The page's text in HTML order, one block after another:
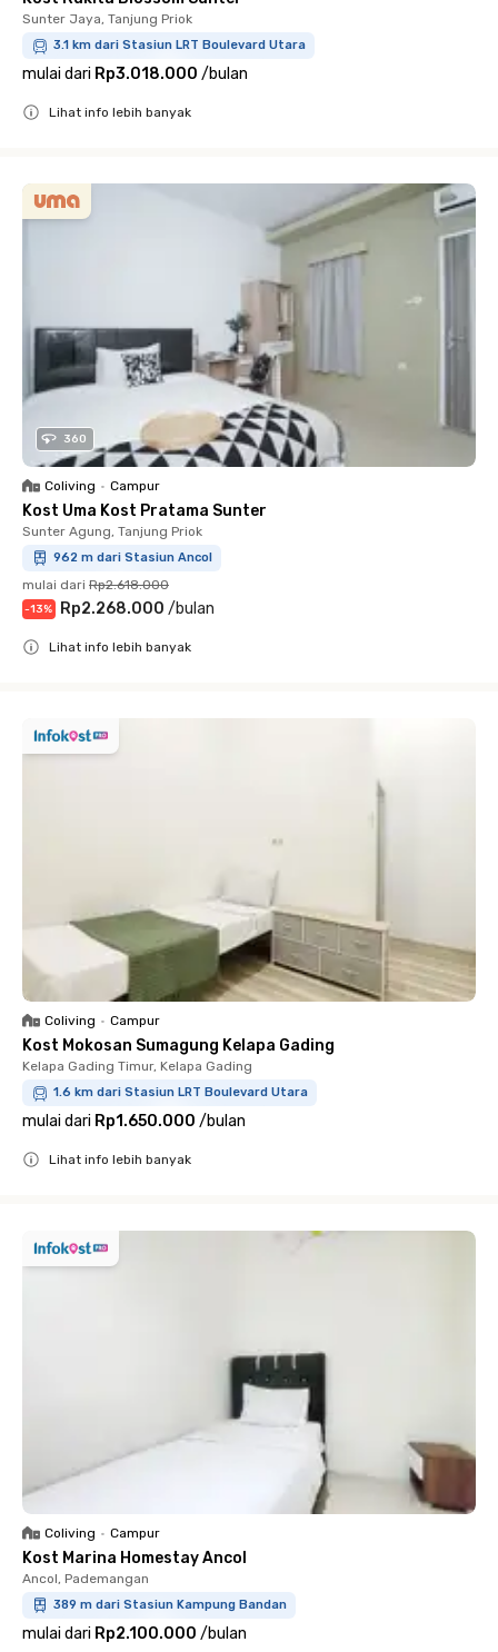
Sunter Jaya, Tanjung Priok
3.1 km dari Stasiun LRT Boulevard Utara
mulai dari Rp3.018.000 /bulan
Lihat info lebih banyak
360
Coliving • Campur
Kost Uma Kost Pratama Sunter
Sunter Agung, Tanjung Priok
962 m dari Stasiun Ancol
mulai dari Rp2.618.000
-13% Rp2.268.000 /bulan
Lihat info lebih banyak
Coliving • Campur
Kost Mokosan Sumagung Kelapa Gading
Kelapa Gading Timur, Kelapa Gading
1.6 km dari Stasiun LRT Boulevard Utara
mulai dari Rp1.650.000 /bulan
Lihat info lebih banyak
Coliving • Campur
Kost Marina Homestay Ancol
Ancol, Pademangan
389 m dari Stasiun Kampung Bandan
mulai dari Rp2.100.000 /bulan